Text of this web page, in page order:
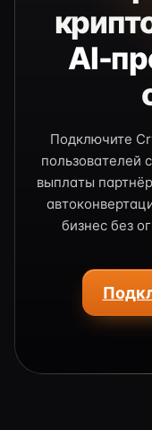
AI-
Подключите
пользователей
выплаты
бизнес без